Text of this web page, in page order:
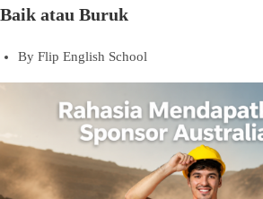
Baik atau Buruk
By Flip English School